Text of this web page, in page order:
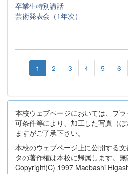
卒業生特別講話
芸術発表会（1年次）
1 2 3 4 5 6
本校ウェブページにおいては、プ
可条件等により、加工した写真（
ますがご了承下さい。
本校のウェブページ上に公開する
タの著作権は本校に帰属します。無
Copyright(C) 1997 Maebashi